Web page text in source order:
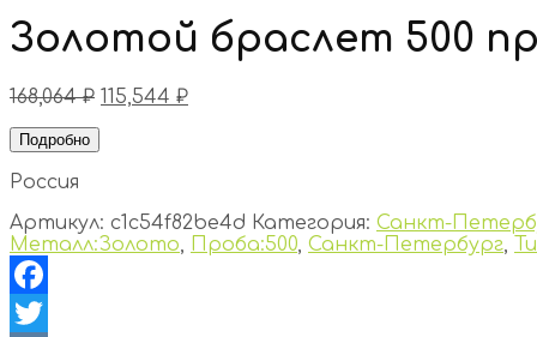
Золотой браслет 500
168,064₽ 115,544 ₽
Подробно
Россия
Артикул: c1c54f82be4d Категория: Санкт-
Металл:Золото, Проба:500, Санкт-Петербург,
Facebook